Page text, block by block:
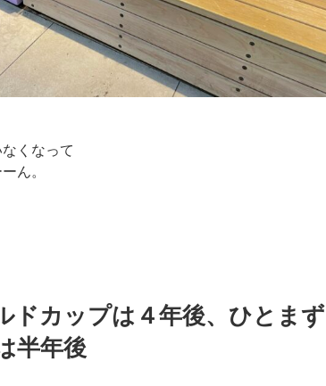
くなって
ん。
ドカップは４年後、ひとまず
半年後